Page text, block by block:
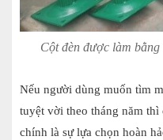
Cột đèn được làm
Nếu người dùng muốn tìm
tuyệt vời theo tháng năm thì
chính là sự lựa chọn hoàn